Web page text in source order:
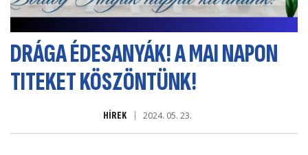
DRÁGA ÉDESANYÁK! A MAI NAPON
TITEKET KÖSZÖNTÜNK!
HÍREK 2024. 05. 23.